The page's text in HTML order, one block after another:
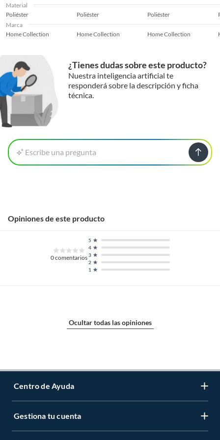
Material
Poliéster
Poliéster Poliéster
Marca
Home Collection
Home Collection Home Collection
¿Tienes dudas sobre este producto?
Nuestra inteligencia artificial te
responderá sobre la descripción y ficha
técnica.
Escribe una pregunta
Opiniones de este producto
0comentarios
1
2
3
4
5
Ocultar todas las opiniones
Centro de Ayuda
Servicio al Cliente
Gestiona tu cuenta